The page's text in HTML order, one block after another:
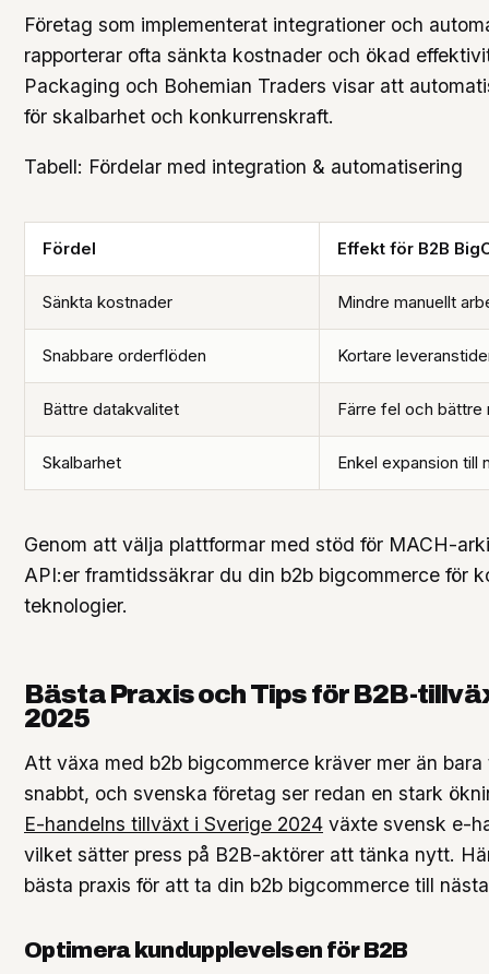
Företag som implementerat integrationer och
rapporterar ofta sänkta kostnader och ökad
Packaging och Bohemian Traders visar att
för skalbarhet och konkurrenskraft.
Tabell: Fördelar med integration & automatisering
Fördel Effekt för B2B
Sänkta kostnader Mindre manuellt
Snabbare orderflöden Kortare
Bättre datakvalitet Färre fel och bättre
Skalbarhet Enkel expansion till
Genom att välja plattformar med stöd för MACH-
API:er framtidssäkrar du din b2b bigcommerce för
teknologier.
Bästa Praxis och Tips för B2B-
2025
Att växa med b2b bigcommerce kräver mer än
snabbt, och svenska företag ser redan en stark
E-handelns tillväxt i Sverige 2024 växte svensk e-
vilket sätter press på B2B-aktörer att tänka nytt.
bästa praxis för att ta din b2b bigcommerce till
Optimera kundupplevelsen för B2B